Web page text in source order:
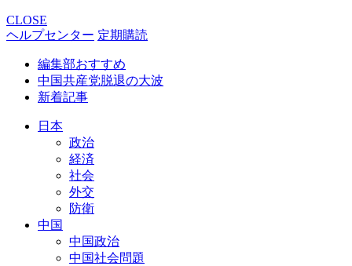
CLOSE
ヘルプセンター 定期購読
編集部おすすめ
中国共産党脱退の大波
新着記事
日本
政治
経済
社会
外交
防衛
中国
中国政治
中国社会問題